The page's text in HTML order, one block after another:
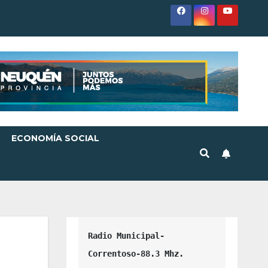
ECONOMÍA SOCIAL
Radio Municipal-
Correntoso-88.3 Mhz.